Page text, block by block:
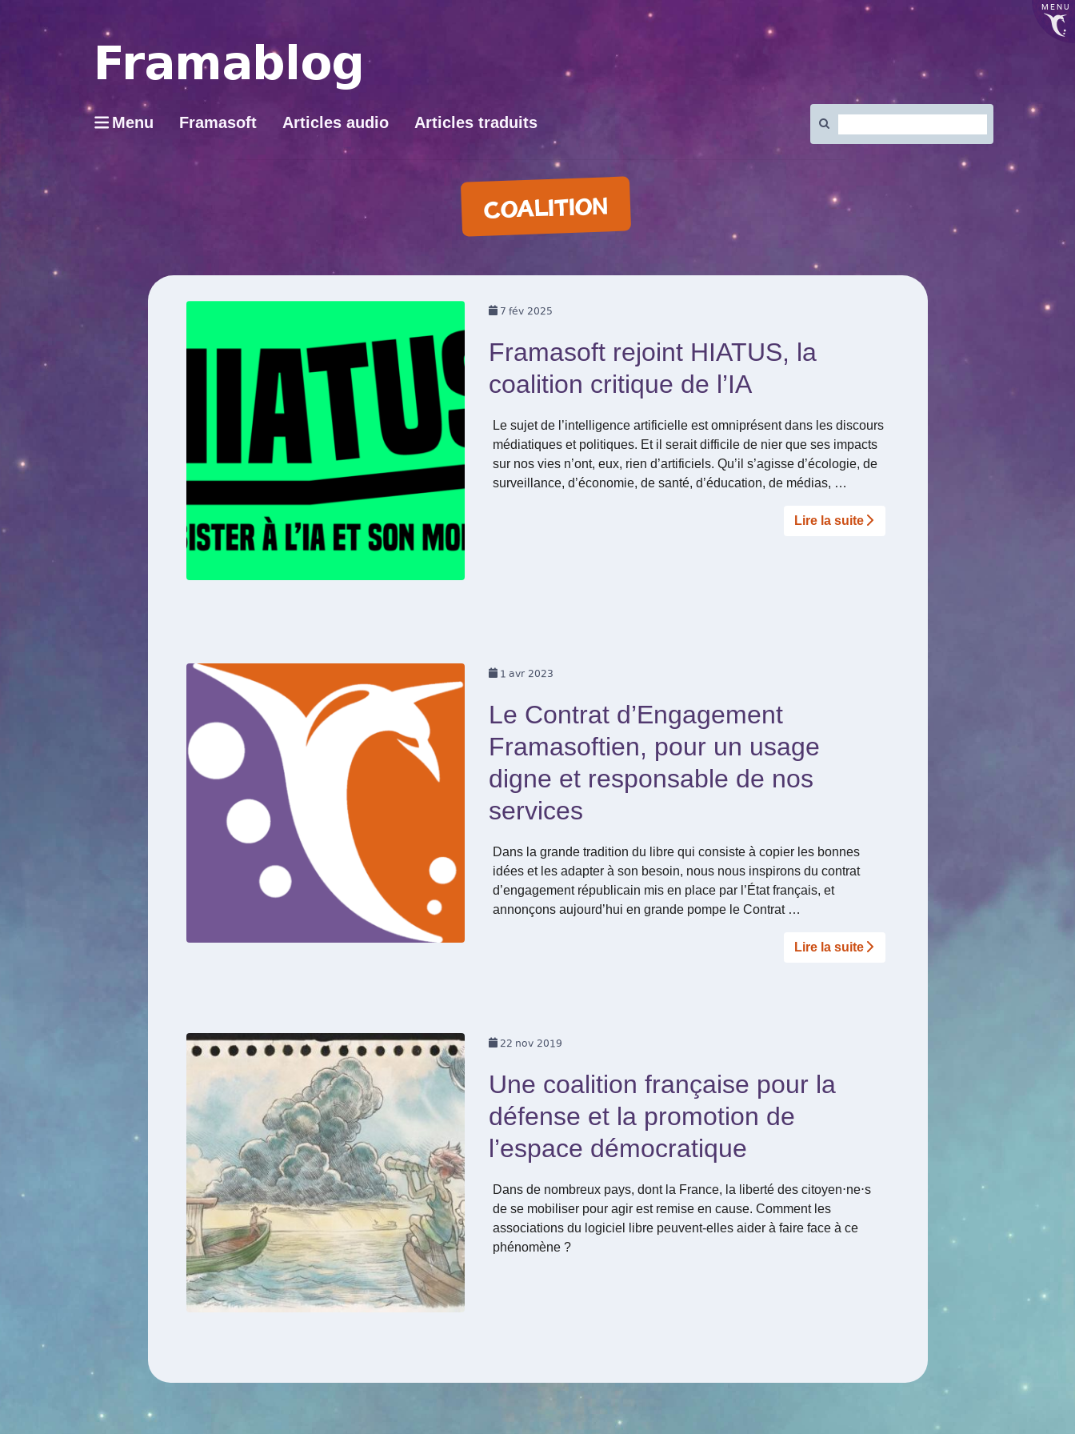
MENU
Menu Framasoft Articles audio Articles traduits
:
COALITION
7 fév 2025
Framasoft rejoint HIATUS, la
coalition critique de l’IA
Le sujet de l’intelligence artificielle est omniprésent dans les discours
médiatiques et politiques. Et il serait difficile de nier que ses impacts
sur nos vies n’ont, eux, rien d’artificiels. Qu’il s’agisse d’écologie, de
surveillance, d’économie, de santé, d’éducation, de médias, …
Lire la suite­­
1 avr 2023
Le Contrat d’Engagement
Framasoftien, pour un usage
digne et responsable de nos
services
Dans la grande tradition du libre qui consiste à copier les bonnes
idées et les adapter à son besoin, nous nous inspirons du contrat
d’engagement républicain mis en place par l’État français, et
annonçons aujourd’hui en grande pompe le Contrat …
Lire la suite­­
22 nov 2019
Une coalition française pour la
défense et la promotion de
l’espace démocratique
Dans de nombreux pays, dont la France, la liberté des citoyen⋅ne⋅s
de se mobiliser pour agir est remise en cause. Comment les
associations du logiciel libre peuvent-elles aider à faire face à ce
phénomène ?